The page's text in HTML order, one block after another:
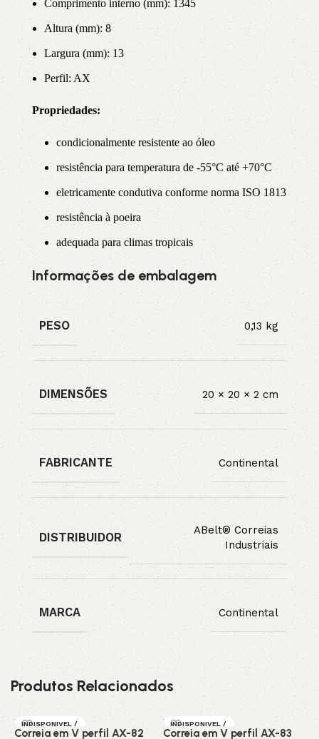
Comprimento interno (mm): 1345
Altura (mm): 8
Largura (mm): 13
Perfil: AX
Propriedades:
condicionalmente resistente ao óleo
resistência para temperatura de -55°C até +70°C
eletricamente condutiva conforme norma ISO 1813
resistência à poeira
adequada para climas tropicais
Informações de embalagem
PESO 0,13 kg
DIMENSÕES 20 × 20 × 2 cm
FABRICANTE Continental
DISTRIBUIDOR
ABelt® Correias
Industriais
MARCA Continental
Produtos Relacionados
INDISPONIVEL /
SOB ENCOMEN
Correia em V perfil AX-82
INDISPONIVEL /
SOB ENCOMEN
Correia em V perfil AX-83